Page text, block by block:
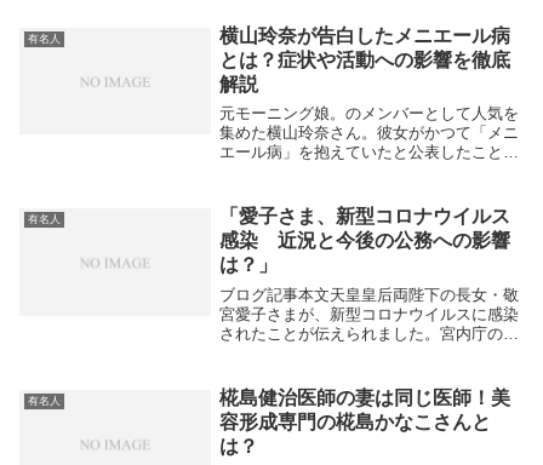
また、彼女は現在チェコを拠点にトレーニ
ングに...
有名人
横山玲奈が告白したメニエール病
とは？症状や活動への影響を徹底
解説
元モーニング娘。のメンバーとして人気を
集めた横山玲奈さん。彼女がかつて「メニ
エール病」を抱えていたと公表したこと
ように病気と向き合っていたのでしょう
か。今回は「横山...
有名人
「愛子さま、新型コロナウイルス
感染 近況と今後の公務への影響
は？」
ブログ記事本文天皇皇后両陛下の長女・敬
宮愛子さまが、新型コロナウイルスに感染
されたことが伝えられました。宮内庁の発
ことです。医師の管理のもと療養されてお
り、重症化の...
有名人
椛島健治医師の妻は同じ医師！美
容形成専門の椛島かなこさんと
は？